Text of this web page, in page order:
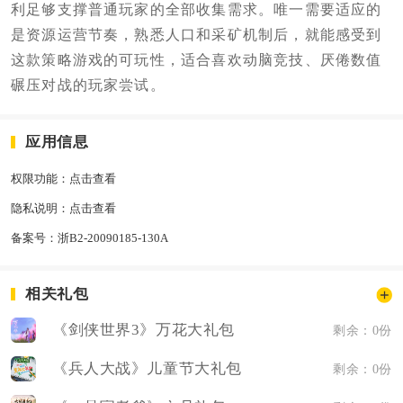
利足够支撑普通玩家的全部收集需求。唯一需要适应的
是资源运营节奏，熟悉人口和采矿机制后，就能感受到
这款策略游戏的可玩性，适合喜欢动脑竞技、厌倦数值
碾压对战的玩家尝试。
应用信息
权限功能： 点击查看
隐私说明： 点击查看
备案号： 浙B2-20090185-130A
相关礼包
《剑侠世界3》万花大礼包 剩余：0份
《兵人大战》儿童节大礼包 剩余：0份